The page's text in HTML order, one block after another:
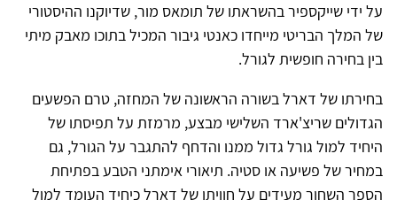
על ידי שייקספיר בהשראתו של תומאס מור, שדיוקנו ההיסטורי
של המלך הבריטי מייחדו כאנטי גיבור המכיל בתוכו מאבק מיתי
בין בחירה חופשית לגורל.
בחירתו של דארל בשורה הראשונה של המחזה, טרם הפשעים
הגדולים שריצ'ארד השלישי מבצע, מרמזת על תפיסתו של
היחיד למול גורל גדול ממנו והדחף להתגבר על הגורל, גם
במחיר של פשיעה או סטיה. תיאורי אימתני הטבע בפתיחת
הספר השחור מעידים על חוויתו של דארל כיחיד העומד למול